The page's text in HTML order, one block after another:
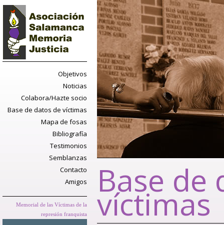
Objetivos
Noticias
Colabora/Hazte socio
Base de datos de víctimas
Mapa de fosas
Bibliografía
Testimonios
Semblanzas
Contacto
Amigos
Memorial de las Víctimas de la
represión franquista
Base de
víctimas